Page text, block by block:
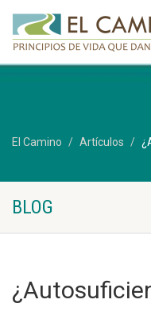
El Camino Artículos
BLOG